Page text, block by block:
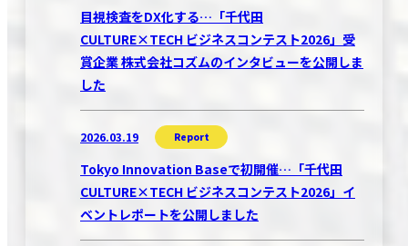
目視検査をDX化する…「千代田
CULTURE×TECH ビジネスコンテスト2026」受
賞企業 株式会社コズムのインタビューを公開しま
した
2026.03.19 Report
Tokyo Innovation Baseで初開催…「千代田
CULTURE×TECH ビジネスコンテスト2026」イ
ベントレポートを公開しました